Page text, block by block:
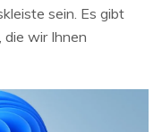
sein. Es gibt
die wir Ihnen